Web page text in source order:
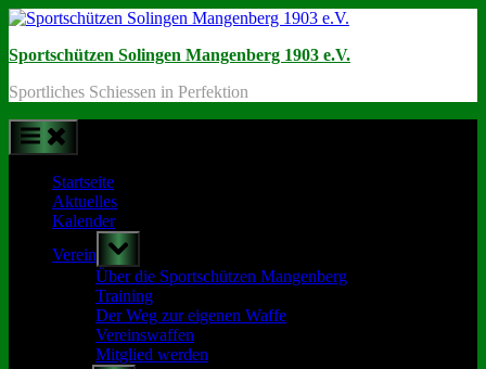
Skip
content
Sportschützen Solingen Mangenberg 1903 e.V.
Sportliches Schiessen in Perfektion
Startseite
Aktuelles
Kalender
Verein
Toggle
sub-
menu
Über die Sportschützen Mangenberg
Training
Der Weg zur eigenen Waffe
Vereinswaffen
Mitglied werden